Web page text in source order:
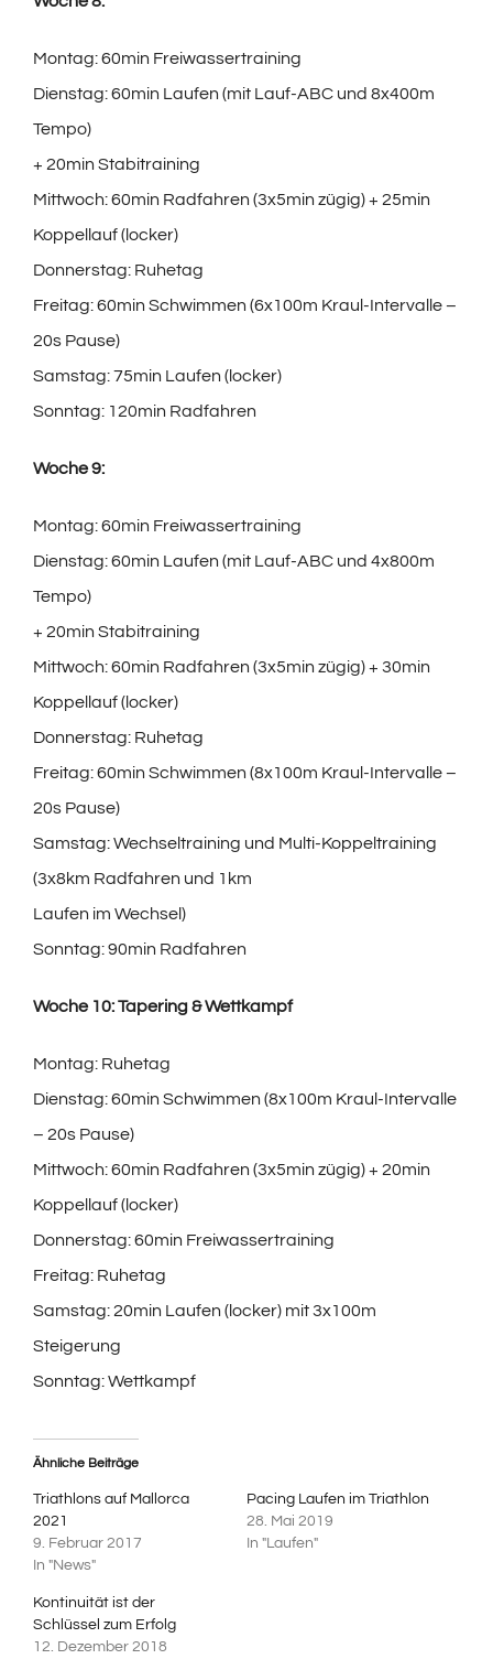
Montag: 60min Freiwassertraining
Dienstag: 60min Laufen (mit Lauf-ABC und 8x400m
Tempo)
+ 20min Stabitraining
Mittwoch: 60min Radfahren (3x5min zügig) + 25min
Koppellauf (locker)
Donnerstag: Ruhetag
Freitag: 60min Schwimmen (6x100m Kraul-Intervalle –
20s Pause)
Samstag: 75min Laufen (locker)
Sonntag: 120min Radfahren
Woche 9:
Montag: 60min Freiwassertraining
Dienstag: 60min Laufen (mit Lauf-ABC und 4x800m
Tempo)
+ 20min Stabitraining
Mittwoch: 60min Radfahren (3x5min zügig) + 30min
Koppellauf (locker)
Donnerstag: Ruhetag
Freitag: 60min Schwimmen (8x100m Kraul-Intervalle –
20s Pause)
Samstag: Wechseltraining und Multi-Koppeltraining
(3x8km Radfahren und 1km
Laufen im Wechsel)
Sonntag: 90min Radfahren
Woche 10: Tapering & Wettkampf
Montag: Ruhetag
Dienstag: 60min Schwimmen (8x100m Kraul-Intervalle
– 20s Pause)
Mittwoch: 60min Radfahren (3x5min zügig) + 20min
Koppellauf (locker)
Donnerstag: 60min Freiwassertraining
Freitag: Ruhetag
Samstag: 20min Laufen (locker) mit 3x100m
Steigerung
Sonntag: Wettkampf
Ähnliche Beiträge
Triathlons auf Mallorca
2021
9. Februar 2017
In "News"
Pacing Laufen im Triathlon
28. Mai 2019
In "Laufen"
Kontinuität ist der
Schlüssel zum Erfolg
12. Dezember 2018